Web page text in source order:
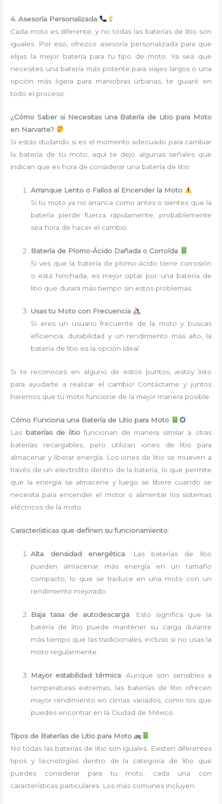
4. Asesoría Personalizada
Cada moto es diferente, y no todas las baterías de litio son
iguales. Por eso, ofrezco asesoría personalizada para que
elijas la mejor batería para tu tipo de moto. Ya sea que
necesites una batería más potente para viajes largos o una
opción más ligera para maniobras urbanas, te guiaré en
todo el proceso.
¿Cómo Saber si Necesitas una Batería de Litio para Moto
en Narvarte?
Si estás dudando si es el momento adecuado para cambiar
la batería de tu moto, aquí te dejo algunas señales que
indican que es hora de considerar una batería de litio:
Arranque Lento o Fallos al Encender la Moto
Si tu moto ya no arranca como antes o sientes que la
batería pierde fuerza rápidamente, probablemente
sea hora de hacer el cambio.
Batería de Plomo-Ácido Dañada o Corroída
Si ves que la batería de plomo-ácido tiene corrosión
o está hinchada, es mejor optar por una batería de
litio que durará más tiempo sin estos problemas.
Usas tu Moto con Frecuencia
Si eres un usuario frecuente de la moto y buscas
eficiencia, durabilidad y un rendimiento más alto, la
batería de litio es la opción ideal.
Si te reconoces en alguno de estos puntos, ¡estoy listo
para ayudarte a realizar el cambio! Contáctame y juntos
haremos que tu moto funcione de la mejor manera posible.
Cómo Funciona una Batería de Litio para Moto
Las baterías de litiofuncionan de manera similar a otras
baterías recargables, pero utilizan iones de litio para
almacenar y liberar energía. Los iones de litio se mueven a
través de un electrolito dentro de la batería, lo que permite
que la energía se almacene y luego se libere cuando se
necesita para encender el motor o alimentar los sistemas
eléctricos de la moto.
Características que definen su funcionamiento:
Alta densidad energética: Las baterías de litio
pueden almacenar más energía en un tamaño
compacto, lo que se traduce en una moto con un
rendimiento mejorado.
Baja tasa de autodescarga: Esto significa que la
batería de litio puede mantener su carga durante
más tiempo que las tradicionales, incluso si no usas la
moto regularmente.
Mayor estabilidad térmica: Aunque son sensibles a
temperaturas extremas, las baterías de litio ofrecen
mayor rendimiento en climas variados, como los que
puedes encontrar en la Ciudad de México.
Tipos de Baterías de Litio para Moto
No todas las baterías de litio son iguales. Existen diferentes
tipos y tecnologías dentro de la categoría de litio que
puedes considerar para tu moto, cada una con
características particulares. Los más comunes incluyen: